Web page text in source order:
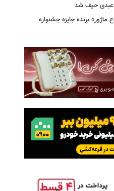
عبدی حیف شد
ماژور» برنده جایزه جشنواره